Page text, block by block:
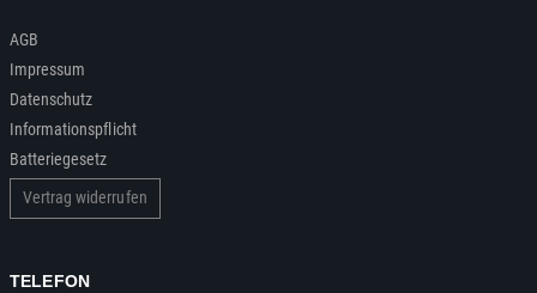
AGB
Impressum
Datenschutz
Informationspflicht
Batteriegesetz
Vertrag widerrufen
TELEFON